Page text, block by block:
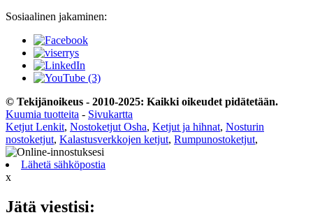
Sosiaalinen jakaminen:
© Tekijänoikeus - 2010-2025: Kaikki oikeudet pidätetään.
Kuumia tuotteita - Sivukartta
Ketjut Lenkit, Nostoketjut Osha, Ketjut ja hihnat, Nosturin
nostoketjut, Kalastusverkkojen ketjut, Rumpunostoketjut,
Lähetä sähköpostia
x
Jätä viestisi: